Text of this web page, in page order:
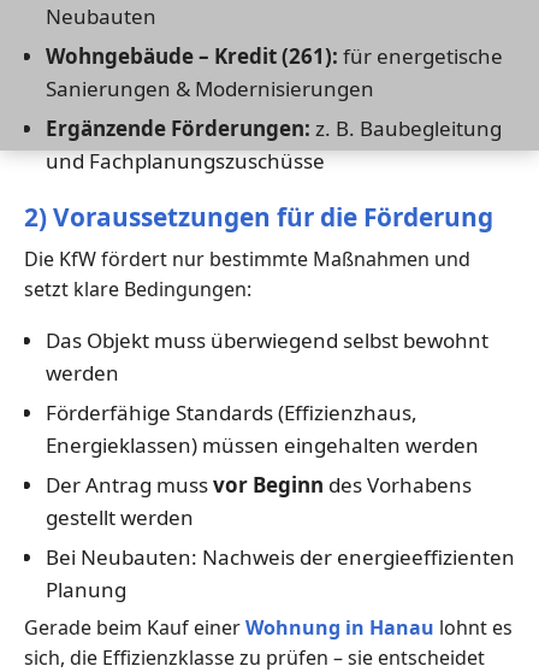
Neubauten
Wohngebäude – Kredit (261): für energetische
Sanierungen & Modernisierungen
Ergänzende Förderungen: z. B. Baubegleitung
und Fachplanungszuschüsse
2) Voraussetzungen für die Förderung
Die KfW fördert nur bestimmte Maßnahmen und
setzt klare Bedingungen:
Das Objekt muss überwiegend selbst bewohnt
werden
Förderfähige Standards (Effizienzhaus,
Energieklassen) müssen eingehalten werden
Der Antrag mussvor Beginn des Vorhabens
gestellt werden
Bei Neubauten: Nachweis der energieeffizienten
Planung
Gerade beim Kauf einerWohnung in Hanau lohnt es
sich, die Effizienzklasse zu prüfen – sie entscheidet